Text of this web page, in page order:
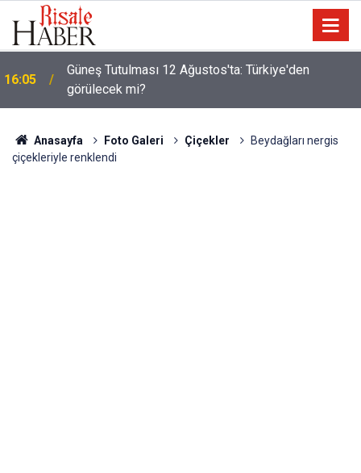
16:05
Güneş Tutulması 12 Ağustos'ta: Türkiye'den
görülecek mi?
Anasayfa Foto Galeri Çiçekler
Beydağları nergis
çiçekleriyle renklendi